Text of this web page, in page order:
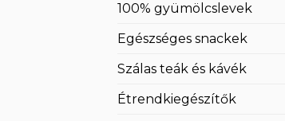
100% gyümölcslevek
Egészséges snackek
Szálas teák és kávék
Étrendkiegészítők